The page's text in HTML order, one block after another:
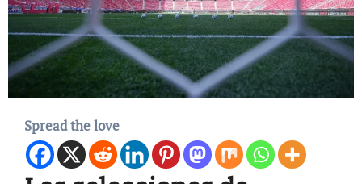
Spread the love